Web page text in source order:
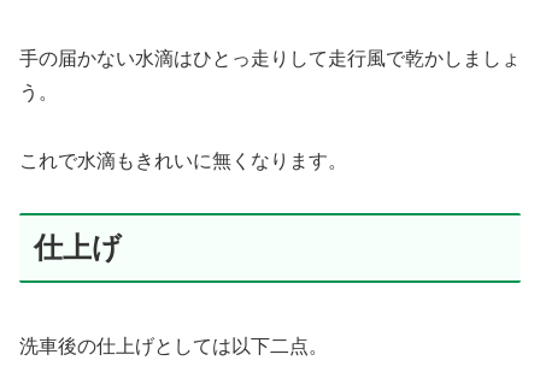
手の届かない水滴はひとっ走りして走行風で乾かしましょ
う。
これで水滴もきれいに無くなります。
仕上げ
洗車後の仕上げとしては以下二点。